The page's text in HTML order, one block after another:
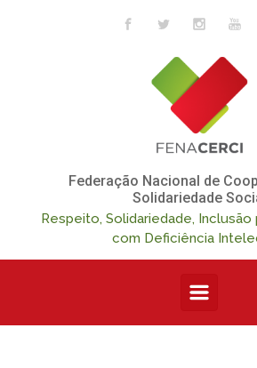
Skip to main content
Federação Nacional de
Solidariedade
Respeito, Solidariedade, Inclusão
com Deficiência